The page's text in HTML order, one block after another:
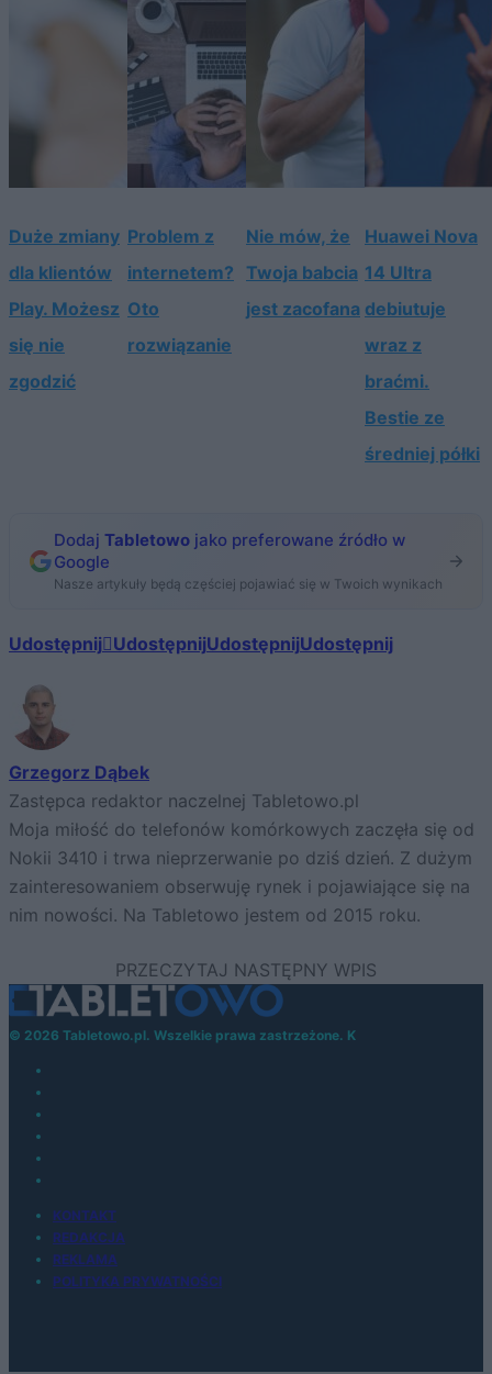
Duże zmiany
dla klientów
Play. Możesz
się nie
zgodzić
Problem z
internetem?
Oto
rozwiązanie
Nie mów, że
Twoja babcia
jest zacofana
Huawei Nova
14 Ultra
debiutuje
wraz z
braćmi.
Bestie ze
średniej półki
Dodaj Tabletowo jako preferowane źródło w
Google
Nasze artykuły będą częściej pojawiać się w Twoich wynikach
Udostępnij UdostępnijUdostępnijUdostępnij
Grzegorz Dąbek
Zastępca redaktor naczelnej Tabletowo.pl
Moja miłość do telefonów komórkowych zaczęła się od
Nokii 3410 i trwa nieprzerwanie po dziś dzień. Z dużym
zainteresowaniem obserwuję rynek i pojawiające się na
nim nowości. Na Tabletowo jestem od 2015 roku.
© 2026 Tabletowo.pl. Wszelkie prawa zastrzeżone. K
KONTAKT
REDAKCJA
REKLAMA
POLITYKA PRYWATNOŚCI